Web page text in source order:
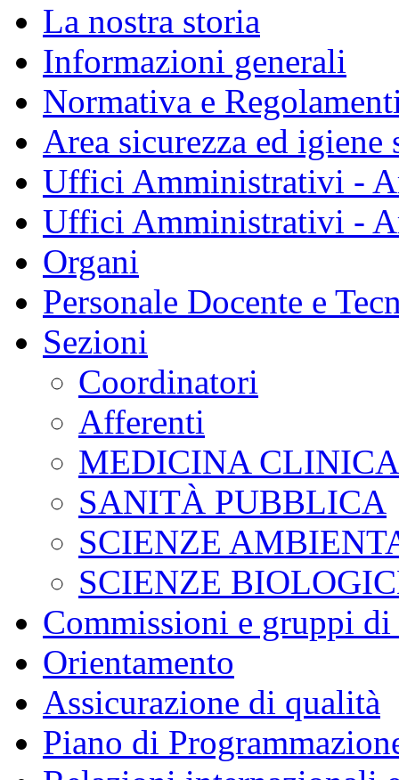
La nostra storia
Informazioni generali
Normativa e
Area sicurezza ed igiene
Uffici Amministrativi -
Uffici Amministrativi -
Organi
Personale Docente e
Sezioni
Coordinatori
Afferenti
MEDICINA
SANITÀ PUBBLICA
SCIENZE
SCIENZE
Commissioni e gruppi
Orientamento
Assicurazione di qualità
Piano di